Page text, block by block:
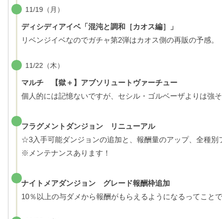
11/19（月）
ディシディアイベ「混沌と調和［カオス編］」
リベンジイベなのでガチャ第2弾はカオス側の再販の予感。
11/22（木）
マルチ 【獄＋】アブソリュートヴァーチュー
個人的には記憶ないですが、セシル・ゴルベーザよりは強
フラグメントダンジョン リニューアル
☆3入手可能ダンジョンの追加と、報酬量のアップ、全種
※メンテナンスあります！
ナイトメアダンジョン グレード報酬枠追加
10％以上の与ダメから報酬がもらえるようになるってこと